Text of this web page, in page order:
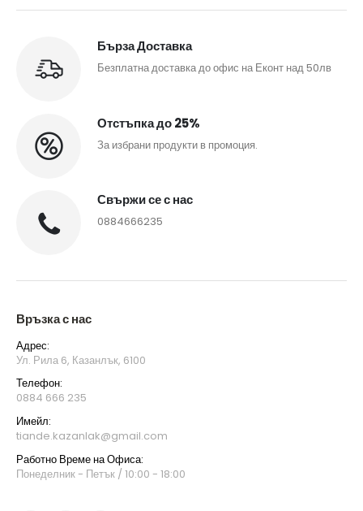
Бърза Доставка
Безплатна доставка до офис на Еконт над 50лв
Отстъпка до 25%
За избрани продукти в промоция.
Свържи се с нас
0884666235
Връзка с нас
Адрес:
Ул. Рила 6, Казанлък, 6100
Телефон:
0884 666 235
Имейл:
tiande.kazanlak@gmail.com
Работно Време на Офиса:
Понеделник - Петък / 10:00 - 18:00